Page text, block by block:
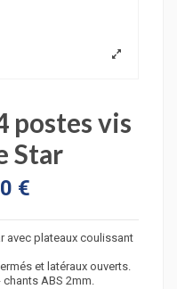
postes vis
Star
€
avec plateaux coulissant
et latéraux ouverts.
ABS 2mm.